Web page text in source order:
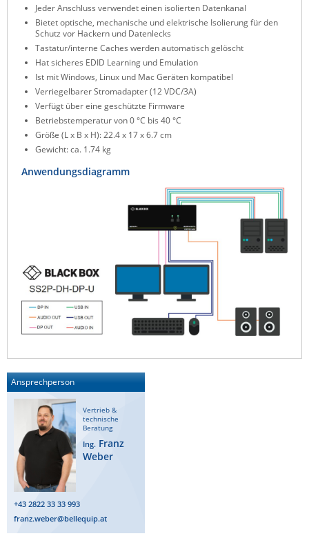
News zu unseren Herstellern
Jeder Anschluss verwendet einen isolierten Datenkanal
Bietet optische, mechanische und elektrische Isolierung für den
Schutz vor Hackern und Datenlecks
Tastatur/interne Caches werden automatisch gelöscht
Hat sicheres EDID Learning und Emulation
Ist mit Windows, Linux und Mac Geräten kompatibel
Verriegelbarer Stromadapter (12 VDC/3A)
Verfügt über eine geschützte Firmware
Betriebstemperatur von 0 °C bis 40 °C
Größe (L x B x H): 22.4 x 17 x 6.7 cm
Gewicht: ca. 1.74 kg
Anwendungsdiagramm
Ansprechperson
Vertrieb &
technische
Beratung
Ing. Franz
Weber
+43 2822 33 33 993
franz.weber@bellequip.at